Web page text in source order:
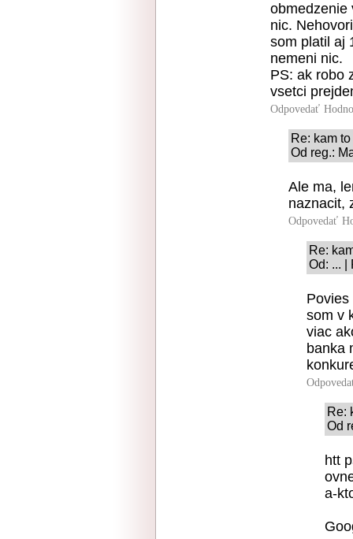
obmedzenie
nic.
som platil aj
nemeni nic.
PS: ak robo
vsetci
Odpovedať
Re: kam
Od reg.:
Ale ma,
naznacit,
Odpovedať
Re:
Od: ... |
som v
viac
banka
Re:
Od
htt
a-